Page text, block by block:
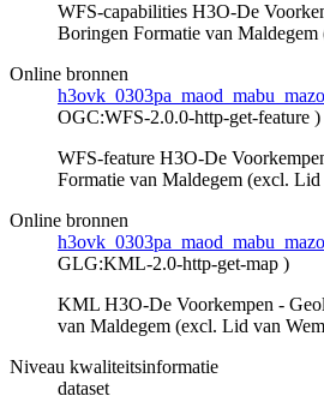
WFS-capabilities H3O-De
Boringen Formatie van
Online bronnen
OGC:WFS-2.0.0-http-get-feature )
WFS-feature H3O-De
Formatie van Maldegem (excl.
Online bronnen
GLG:KML-2.0-http-get-map )
KML H3O-De Voorkempen -
van Maldegem (excl. Lid van
Niveau kwaliteitsinformatie
dataset